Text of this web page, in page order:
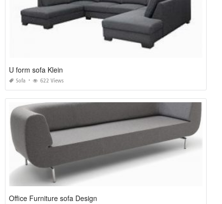
U form sofa Klein
Sofa 622 Views
Office Furniture sofa Design